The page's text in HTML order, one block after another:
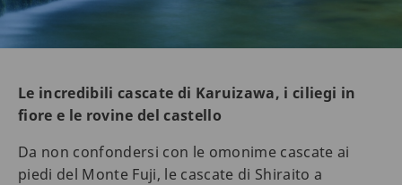
Le incredibili cascate di Karuizawa, i ciliegi in
fiore e le rovine del castello
Da non confondersi con le omonime cascate ai
piedi del Monte Fuji, le cascate di Shiraito a